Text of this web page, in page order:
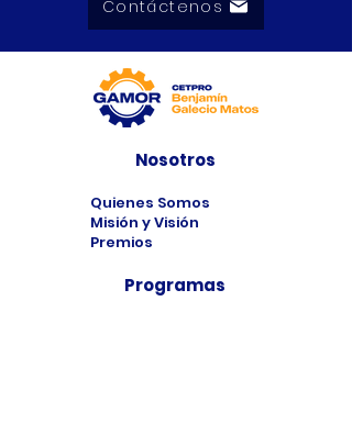
Contáctenos
Nosotros
Quienes Somos
Misión y Visión
Premios
Programas